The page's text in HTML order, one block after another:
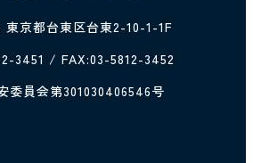
東京都台東区台東2-10-1-1F
3451 / FAX:03-5812-3452
委員会第301030406546号